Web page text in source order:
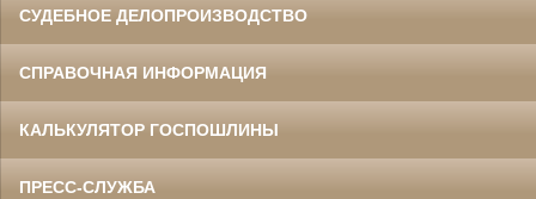
СУДЕБНОЕ ДЕЛОПРОИЗВОДСТВО
СПРАВОЧНАЯ ИНФОРМАЦИЯ
КАЛЬКУЛЯТОР ГОСПОШЛИНЫ
ПРЕСС-СЛУЖБА